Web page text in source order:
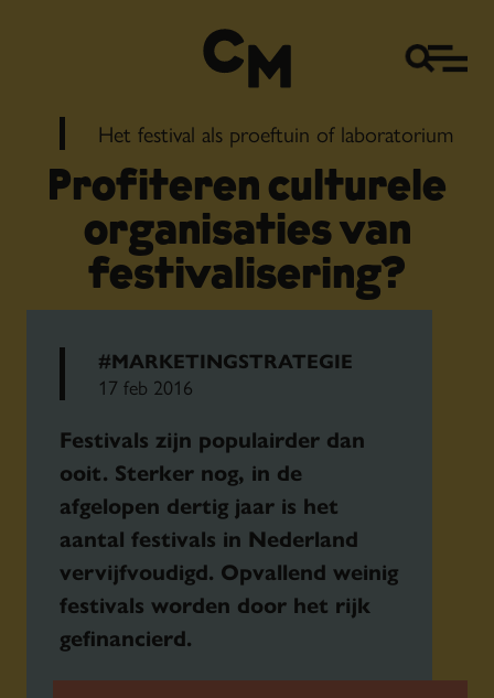
Het festival als proeftuin of laboratorium
Profiteren culturele
organisaties van
festivalisering?
#MARKETINGSTRATEGIE
17 feb 2016
Festivals zijn populairder dan
ooit. Sterker nog, in de
afgelopen dertig jaar is het
aantal festivals in Nederland
vervijfvoudigd. Opvallend weinig
festivals worden door het rijk
gefinancierd.